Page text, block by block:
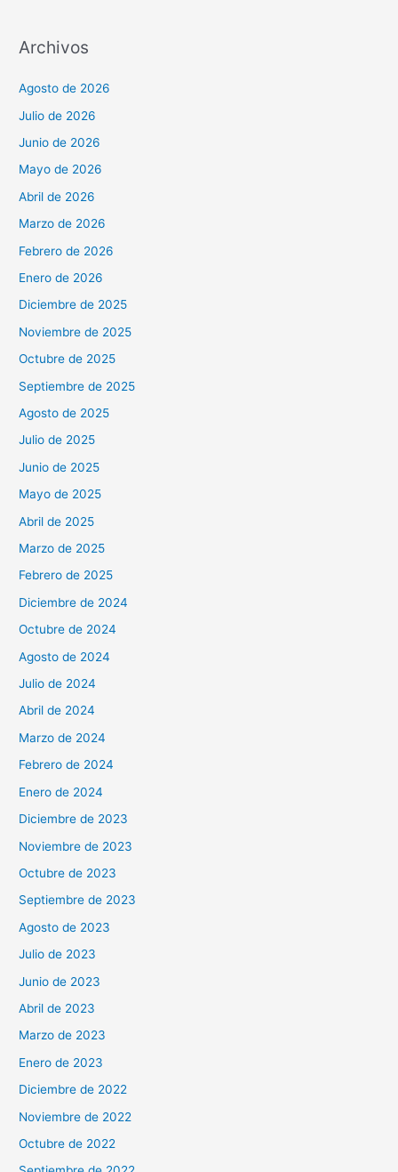
Archivos
Agosto de 2026
Julio de 2026
Junio de 2026
Mayo de 2026
Abril de 2026
Marzo de 2026
Febrero de 2026
Enero de 2026
Diciembre de 2025
Noviembre de 2025
Octubre de 2025
Septiembre de 2025
Agosto de 2025
Julio de 2025
Junio de 2025
Mayo de 2025
Abril de 2025
Marzo de 2025
Febrero de 2025
Diciembre de 2024
Octubre de 2024
Agosto de 2024
Julio de 2024
Abril de 2024
Marzo de 2024
Febrero de 2024
Enero de 2024
Diciembre de 2023
Noviembre de 2023
Octubre de 2023
Septiembre de 2023
Agosto de 2023
Julio de 2023
Junio de 2023
Abril de 2023
Marzo de 2023
Enero de 2023
Diciembre de 2022
Noviembre de 2022
Octubre de 2022